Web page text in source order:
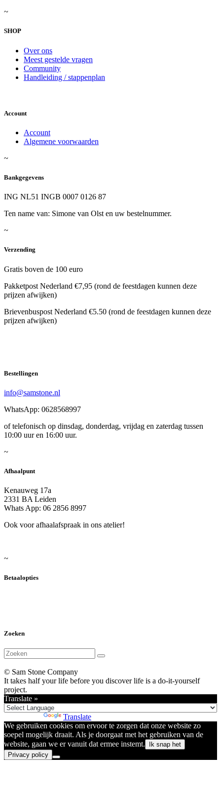
~
SHOP
Over ons
Meest gestelde vragen
Community
Handleiding / stappenplan
Account
Account
Algemene voorwaarden
~
Bankgegevens
ING NL51 INGB 0007 0126 87
Ten name van: Simone van Olst en uw bestelnummer.
~
Verzending
Gratis boven de 100 euro
Pakketpost Nederland €7,95 (rond de feestdagen kunnen deze
prijzen afwijken)
Brievenbuspost Nederland €5.50 (rond de feestdagen kunnen deze
prijzen afwijken)
Bestellingen
info@samstone.nl
WhatsApp: 0628568997
of telefonisch op dinsdag, donderdag, vrijdag en zaterdag tussen
10:00 uur en 16:00 uur.
~
Afhaalpunt
Kenauweg 17a
2331 BA Leiden
Whats App: 06 2856 8997
Ook voor afhaalafspraak in ons atelier!
~
Betaalopties
Zoeken
© Sam Stone Company
It takes half your life before you discover life is a do-it-yourself
project.
Translate »
Translate
We gebruiken cookies om ervoor te zorgen dat onze website zo
soepel mogelijk draait. Als je doorgaat met het gebruiken van de
website, gaan we er vanuit dat ermee instemt.
Ik snap het
Privacy policy